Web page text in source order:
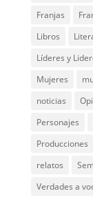
Franjas
Libros
Líderes y
Mujeres
noticias
Personajes
Producciones
relatos
Verdades a